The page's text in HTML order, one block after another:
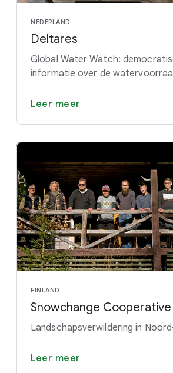
NEDERLAND
Deltares
Global Water Watch:
informatie over de
Leer meer
FINLAND
Snowchange Cooperative
Landschapsverwildering in
Leer meer